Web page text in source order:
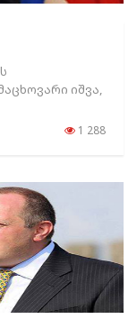
იშვა,
1 288